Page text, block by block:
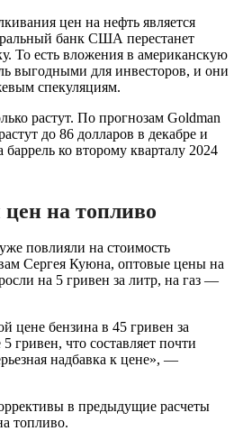
цен на нефть является
банк США перестанет
То есть вложения в американскую
выгодными для инвесторов, и они
спекуляциям.
растут. По прогнозам Goldman
до 86 долларов в декабре и
баррель ко второму кварталу 2024
на топливо
повлияли на стоимость
Сергея Куюна, оптовые цены на
на 5 гривен за литр, на газ —
цене бензина в 45 гривен за
гривен, что составляет почти
надбавка к цене», —
в предыдущие расчеты
топливо.